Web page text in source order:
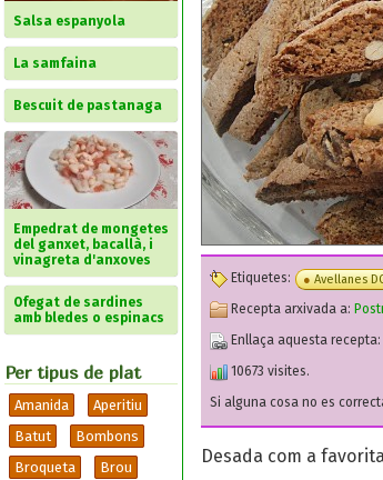
Salsa espanyola
La samfaina
Bescuit de pastanaga
Empedrat de mongetes
del ganxet, bacallà, i
vinagreta d'anxoves
Ofegat de sardines
amb bledes o espinacs
Per tipus de plat
Amanida
Aperitiu
Batut
Bombons
Broqueta
Brou
Etiquetes: Avellanes
Recepta arxivada a:
Enllaça aquesta recepta:
10673 visites.
Si alguna cosa no es
Desada com a